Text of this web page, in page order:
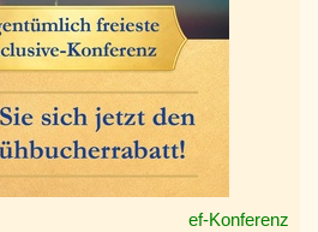
ef-Konferenz